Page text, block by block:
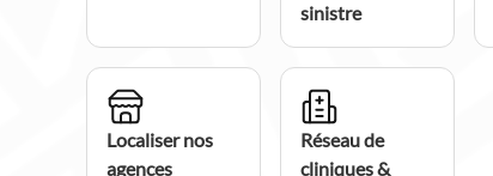
sinistre
Localiser nos
agences
Réseau de
cliniques &